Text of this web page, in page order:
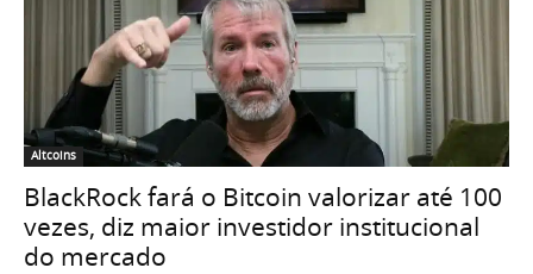
Altcoins
BlackRock fará o Bitcoin valorizar até 100
vezes, diz maior investidor institucional
do mercado